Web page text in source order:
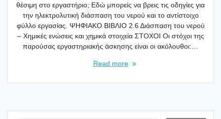
θέ­σι­μη στο εργα­στή­ριο; Εδώ μπο­ρείς να βρεις τις οδη­γί­ες για
την ηλε­κτρο­λυ­τι­κή διά­σπα­ση του νερού και το αντί­στοι­χο
φύλ­λο εργα­σί­ας. ΨΗΦΙΑΚΟ ΒΙΒΛΙΟ 2.6 Διά­σπα­ση του νερού
– Χημι­κές ενώ­σεις και χημι­κά στοι­χεία ΣΤΟΧΟΙ Οι στό­χοι της
παρού­σας εργα­στη­ρια­κής άσκη­σης είναι οι ακό­λου­θοι:…
Read more